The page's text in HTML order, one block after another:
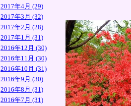
2017年4月 (29)
2017年3月 (32)
2017年2月 (28)
2017年1月 (31)
2016年12月 (30)
2016年11月 (30)
2016年10月 (31)
2016年9月 (30)
2016年8月 (31)
2016年7月 (31)